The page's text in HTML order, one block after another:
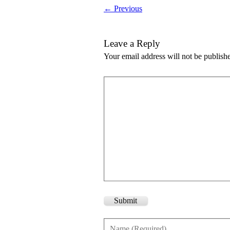
← Previous
Leave a Reply
Your email address will not be
Submit